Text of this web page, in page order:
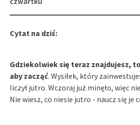
Cytat na dziś:
Gdziekolwiek się teraz znajdujesz,
aby zacząć. Wysiłek, który
liczył jutro. Wczoraj już minęło, więc
Nie wiesz, co niesie jutro - naucz się je